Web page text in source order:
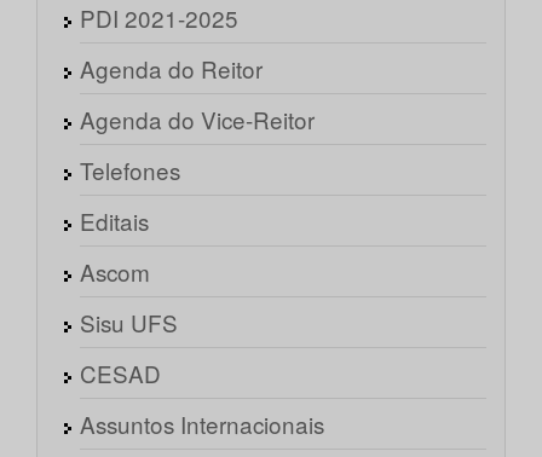
PDI 2021-2025
Agenda do Reitor
Agenda do Vice-Reitor
Telefones
Editais
Ascom
Sisu UFS
CESAD
Assuntos Internacionais